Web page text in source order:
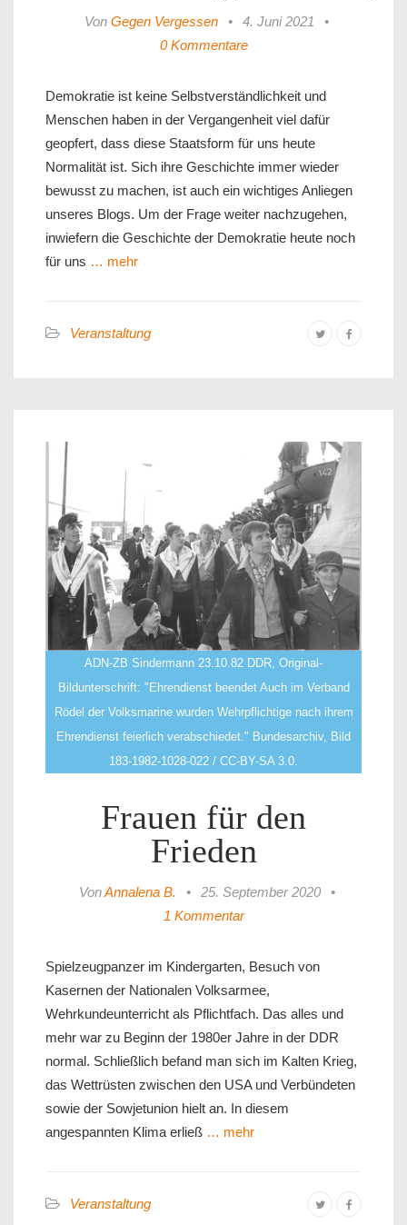
Von Gegen Vergessen • 4. Juni 2021
•
0 Kommentare
​Demokratie ist keine Selbstverständlichkeit und
Menschen haben in der Vergangenheit viel dafür
geopfert, dass diese Staatsform für uns heute
Normalität ist. Sich ihre Geschichte immer wieder
bewusst zu machen, ist auch ein wichtiges Anliegen
unseres Blogs. Um der Frage weiter nachzugehen,
inwiefern die Geschichte der Demokratie heute noch
für uns … mehr
Veranstaltung
ADN-ZB Sindermann 23.10.82 DDR, Original-
Bildunterschrift: "Ehrendienst beendet Auch im Verband
Rödel der Volksmarine wurden Wehrpflichtige nach ihrem
Ehrendienst feierlich verabschiedet." Bundesarchiv, Bild
183-1982-1028-022 / CC-BY-SA 3.0.
Frauen für den
Frieden
VonAnnalena B. • 25. September 2020
•
1 Kommentar
Spielzeugpanzer im Kindergarten, Besuch von
Kasernen der Nationalen Volksarmee,
Wehrkundeunterricht als Pflichtfach. Das alles und
mehr war zu Beginn der 1980er Jahre in der DDR
normal. Schließlich befand man sich im Kalten Krieg,
das Wettrüsten zwischen den USA und Verbündeten
sowie der Sowjetunion hielt an. In diesem
angespannten Klima erließ … mehr
Veranstaltung